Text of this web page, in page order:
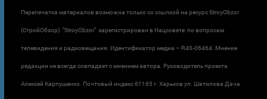
Перепечатка материалов возможна только со ссылкой на ресурс StroyObzor
(СтройОбзор). "StroyObzor" зарегистрирован в Нацсовете по вопросам
телевидения и радиовещания. Идентификатор медиа – R40-06464. Мнение
редакции не всегда совпадает с мнением автора. Руководитель проекта
Алексей Карпушенко. Почтовый индекс 61165 г. Харьков ул. Шатилова Дача